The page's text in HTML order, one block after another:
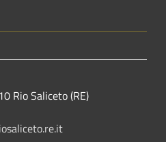
Rio Saliceto (RE)